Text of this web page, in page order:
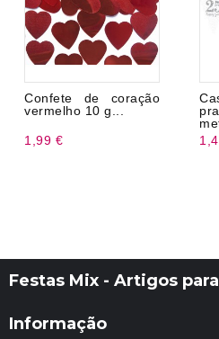
Confete de coração
vermelho 10 g...
1,99 €
Festas Mix - Artigos
Informação